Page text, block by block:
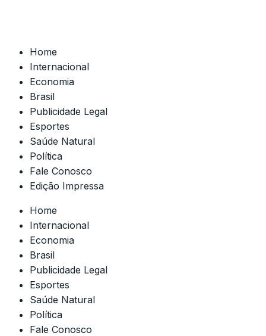
Home
Internacional
Economia
Brasil
Publicidade Legal
Esportes
Saúde Natural
Política
Fale Conosco
Edição Impressa
Home
Internacional
Economia
Brasil
Publicidade Legal
Esportes
Saúde Natural
Política
Fale Conosco